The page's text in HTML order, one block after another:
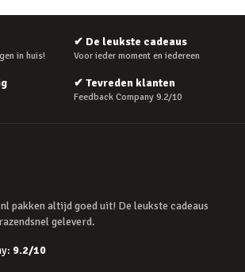
in huis!
✔ De leukste cadeaus
Voor ieder moment en iedereen
✔ Tevreden klanten
Feedback Company 9.2/10
pakken altijd goed uit! De leukste cadeaus
geleverd.
: 9.2/10